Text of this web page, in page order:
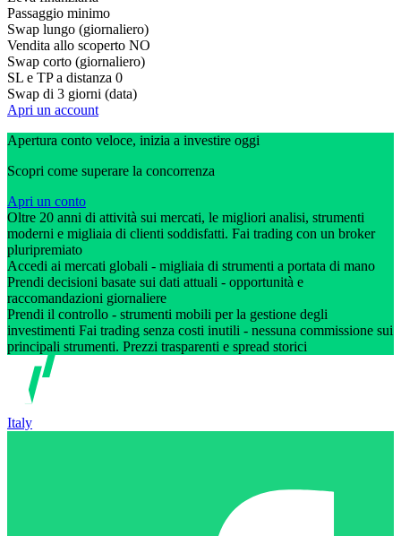
Passaggio minimo
Swap lungo (giornaliero)
Vendita allo scoperto NO
Swap corto (giornaliero)
SL e TP a distanza 0
Swap di 3 giorni (data)
Apri un account
Apertura conto veloce, inizia a investire oggi
Scopri come superare la concorrenza
Apri un conto
Oltre 20 anni di attività sui mercati, le migliori analisi, strumenti
moderni e migliaia di clienti soddisfatti. Fai trading con un broker
pluripremiato
Accedi ai mercati globali - migliaia di strumenti a portata di mano
Prendi decisioni basate sui dati attuali - opportunità e
raccomandazioni giornaliere
Prendi il controllo - strumenti mobili per la gestione degli
investimenti Fai trading senza costi inutili - nessuna commissione sui
principali strumenti. Prezzi trasparenti e spread storici
Italy